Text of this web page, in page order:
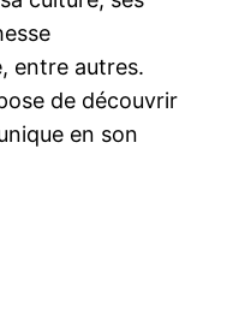
entre autres.
de découvrir
en son